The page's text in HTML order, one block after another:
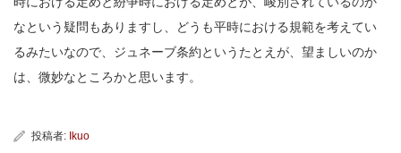
なという疑問もありますし、どうも平時における規範を考えてい
るみたいなので、ジュネーブ条約というたとえが、望ましいのか
は、微妙なところかと思います。
投稿者: Ikuo